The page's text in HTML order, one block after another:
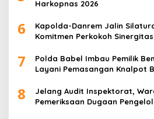
Harkopnas 2026
6
Kapolda-Danrem Jalin
Komitmen Perkokoh
7
Polda Babel Imbau Pemilik
Layani Pemasangan Knalpot
8
Jelang Audit Inspektorat,
Pemeriksaan Dugaan